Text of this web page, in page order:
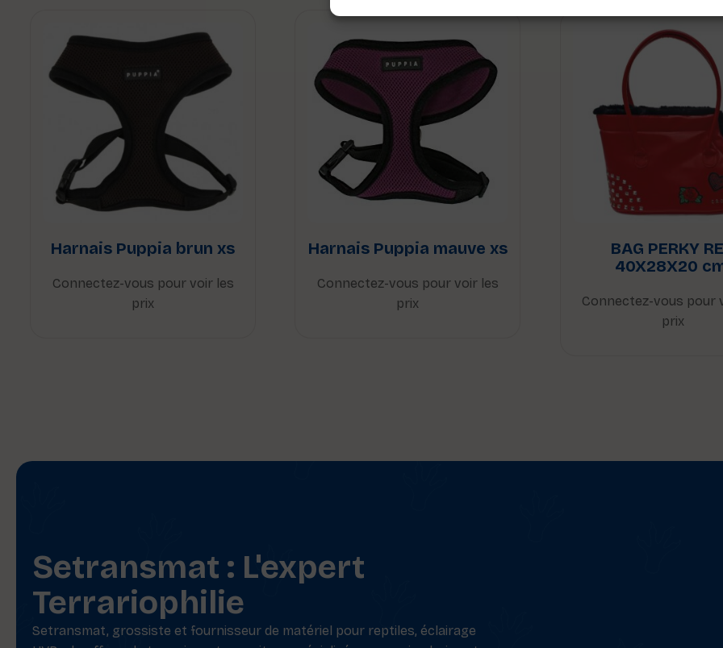
Harnais Puppia brun xs
Connectez-vous pour voir les
prix
Harnais Puppia mauve xs
Connectez-vous pour voir les
prix
BAG PERKY
40X28X20
Connectez-vous pour
prix
Setransmat : L'expert
Terrariophilie
Setransmat, grossiste et fournisseur de matériel pour reptiles, éclairage